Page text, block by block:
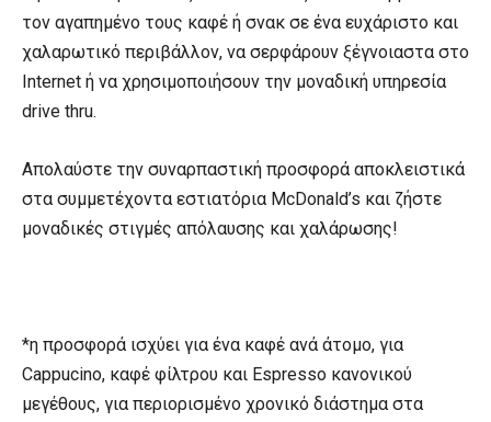
τον αγαπημένο τους καφέ ή σνακ σε ένα ευχάριστο και
χαλαρωτικό περιβάλλον, να σερφάρουν ξέγνοιαστα στο
Internet ή να χρησιμοποιήσουν την μοναδική υπηρεσία
drive thru.
Απολαύστε την συναρπαστική προσφορά αποκλειστικά
στα συμμετέχοντα εστιατόρια McDonald’s και ζήστε
μοναδικές στιγμές απόλαυσης και χαλάρωσης!
*η προσφορά ισχύει για ένα καφέ ανά άτομο, για
Cappucino, καφέ φίλτρου και Espresso κανονικού
μεγέθους, για περιορισμένο χρονικό διάστημα στα